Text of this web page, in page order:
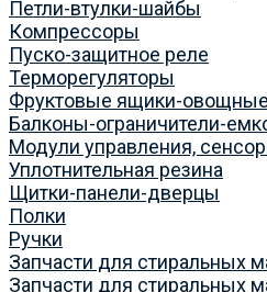
Петли-втулки-шайбы
Компрессоры
Пуско-защитное реле
Терморегуляторы
Фруктовые ящики-
Балконы-ограничители-
Модули управления,
Уплотнительная резина
Щитки-панели-дверцы
Полки
Ручки
Запчасти для стиральных
Запчасти для стиральных